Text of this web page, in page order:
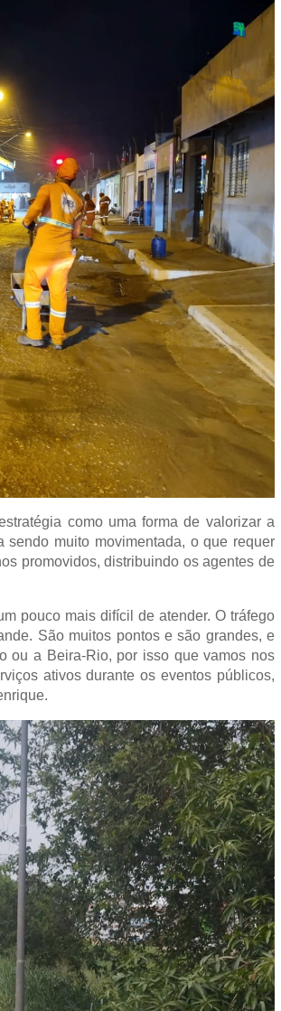
como uma forma de valorizar a
muito movimentada, o que requer
promovidos, distribuindo os agentes de
pouco mais difícil de atender. O tráfego
São muitos pontos e são grandes, e
ou a Beira-Rio, por isso que vamos nos
ativos durante os eventos públicos,